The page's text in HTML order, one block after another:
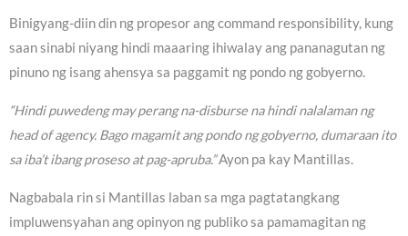
Binigyang-diin din ng propesor ang command responsibility, kung
saan sinabi niyang hindi maaaring ihiwalay ang pananagutan ng
pinuno ng isang ahensya sa paggamit ng pondo ng gobyerno.
“Hindi puwedeng may perang na-disburse na hindi nalalaman ng
head of agency. Bago magamit ang pondo ng gobyerno, dumaraan ito
sa iba’t ibang proseso at pag-apruba.”Ayon pa kay Mantillas.
Nagbabala rin si Mantillas laban sa mga pagtatangkang
impluwensyahan ang opinyon ng publiko sa pamamagitan ng